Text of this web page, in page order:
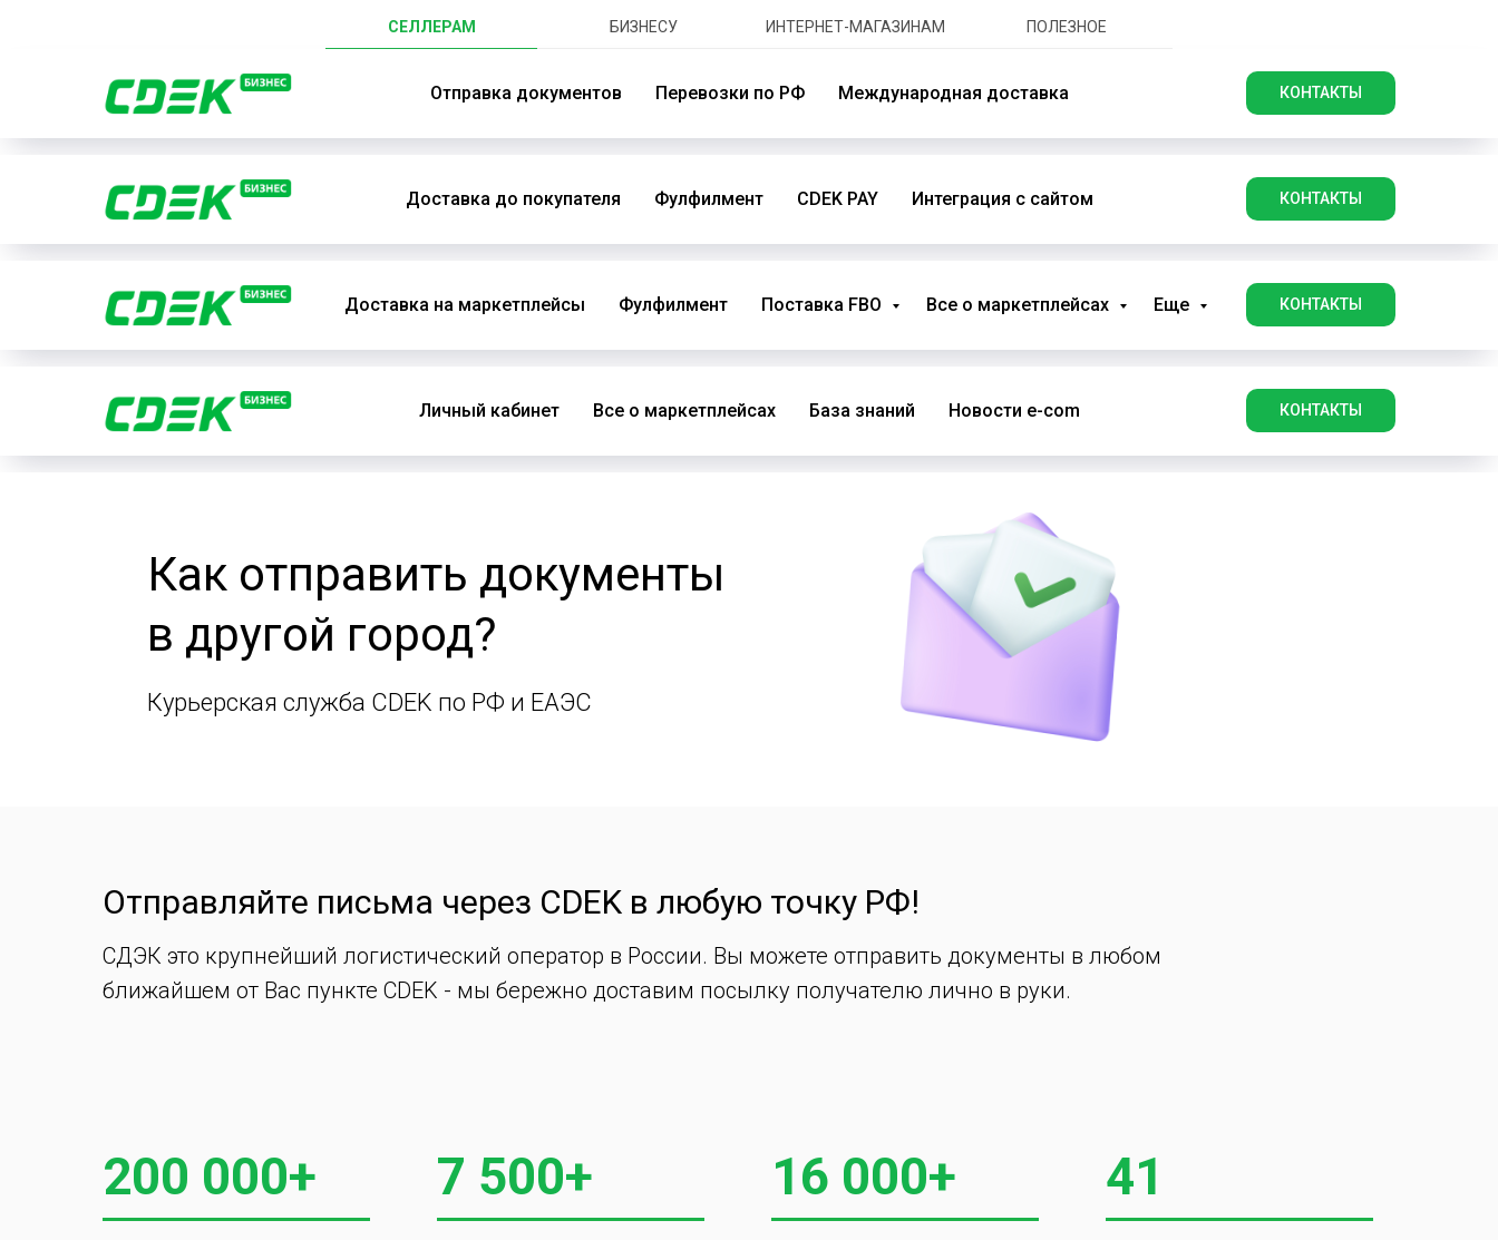
СЕЛЛЕРАМ БИЗНЕСУ ИНТЕРНЕТ-МАГАЗИНАМ ПОЛЕЗНОЕ
Отправка документов Перевозки по РФ Международная доставка КОНТАКТЫ
Доставка до покупателя Фулфилмент CDEK PAY Интеграция с сайтом КОНТАКТЫ
Доставка на маркетплейсы Фулфилмент Поставка FBO Все о маркетплейсах Еще КОНТАКТЫ
Личный кабинет Все о маркетплейсах База знаний Новости e-com КОНТАКТЫ
Как отправить документы
в другой город?
Курьерская служба CDEK по РФ и ЕАЭС
Отправляйте письма через CDEK в любую точку РФ!
СДЭК это крупнейший логистический оператор в России. Вы можете отправить документы в любом
ближайшем от Вас пункте CDEK - мы бережно доставим посылку получателю лично в руки.
200 000+ 7 500+ 16 000+ 41